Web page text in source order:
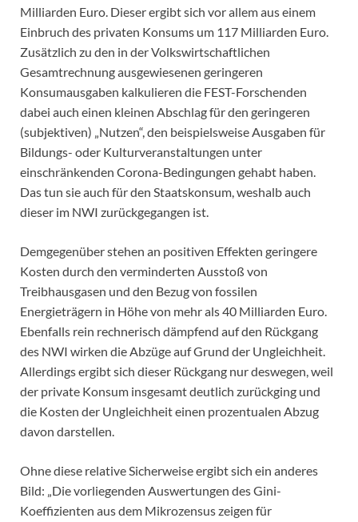
Milliarden Euro. Dieser ergibt sich vor allem aus einem
Einbruch des privaten Konsums um 117 Milliarden Euro.
Zusätzlich zu den in der Volkswirtschaftlichen
Gesamtrechnung ausgewiesenen geringeren
Konsumausgaben kalkulieren die FEST-Forschenden
dabei auch einen kleinen Abschlag für den geringeren
(subjektiven) „Nutzen“, den beispielsweise Ausgaben für
Bildungs- oder Kulturveranstaltungen unter
einschränkenden Corona-Bedingungen gehabt haben.
Das tun sie auch für den Staatskonsum, weshalb auch
dieser im NWI zurückgegangen ist.
Demgegenüber stehen an positiven Effekten geringere
Kosten durch den verminderten Ausstoß von
Treibhausgasen und den Bezug von fossilen
Energieträgern in Höhe von mehr als 40 Milliarden Euro.
Ebenfalls rein rechnerisch dämpfend auf den Rückgang
des NWI wirken die Abzüge auf Grund der Ungleichheit.
Allerdings ergibt sich dieser Rückgang nur deswegen, weil
der private Konsum insgesamt deutlich zurückging und
die Kosten der Ungleichheit einen prozentualen Abzug
davon darstellen.
Ohne diese relative Sicherweise ergibt sich ein anderes
Bild: „Die vorliegenden Auswertungen des Gini-
Koeffizienten aus dem Mikrozensus zeigen für